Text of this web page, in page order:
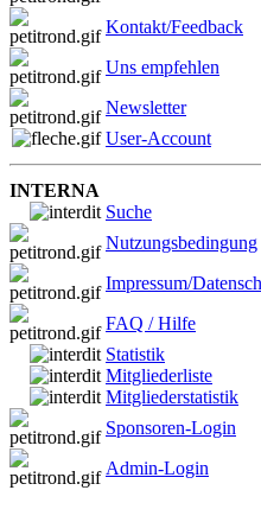
Kontakt/Feedback
Uns empfehlen
Newsletter
User-Account
INTERNA
Suche
Nutzungsbedingung
Impressum/
FAQ / Hilfe
Statistik
Mitgliederliste
Mitgliederstatistik
Sponsoren-Login
Admin-Login